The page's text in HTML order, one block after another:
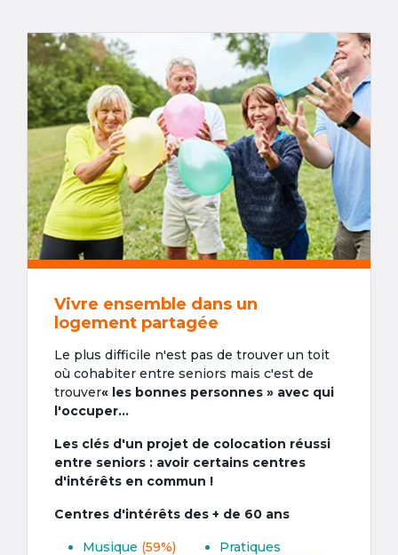
Vivre ensemble dans un
logement partagée
Le plus difficile n'est pas de trouver un toit
où cohabiter entre seniors mais c'est de
trouver« les bonnes personnes » avec qui
l'occuper...
Les clés d'un projet de colocation réussi
entre seniors : avoir certains centres
d'intérêts en commun !
Centres d'intérêts des + de 60 ans
Musique (59%)
Pratiques